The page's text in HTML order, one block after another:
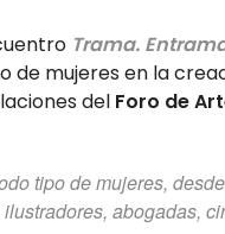
Trama.
de mujeres en la
del Foro de
tipo de mujeres,
abogadas,